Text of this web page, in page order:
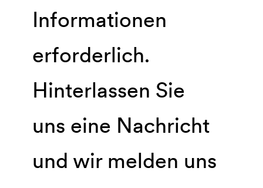
Informationen
erforderlich.
Hinterlassen Sie
uns eine Nachricht
und wir melden uns